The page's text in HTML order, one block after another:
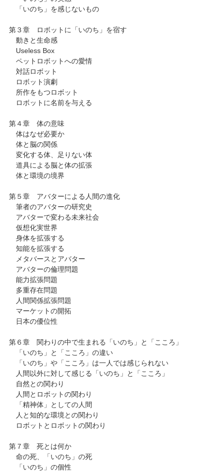
「いのち」を感じないもの
第３章 ロボットに「いのち」を宿す
動きと生命感
Useless Box
ペットロボットへの愛情
対話ロボット
ロボット演劇
所作をもつロボット
ロボットに名前を与える
第４章 体の意味
体はなぜ必要か
体と脳の関係
変化する体、足りない体
道具による脳と体の拡張
体と環境の境界
第５章 アバターによる人間の進化
筆者のアバターの研究史
アバターで変わる未来社会
仮想化実世界
身体を拡張する
知能を拡張する
メタバースとアバター
アバターの倫理問題
能力拡張問題
多重存在問題
人間関係拡張問題
マーケットの開拓
日本の優位性
第６章 関わりの中で生まれる「いのち」と「こころ」
「いのち」と「こころ」の違い
「いのち」や「こころ」は一人では感じられない
人間以外に対して感じる「いのち」と「こころ」
自然との関わり
人間とロボットの関わり
「精神体」としての人間
人と知的な環境との関わり
ロボットとロボットの関わり
第７章 死とは何か
命の死、「いのち」の死
「いのち」の個性